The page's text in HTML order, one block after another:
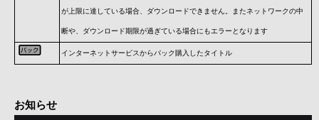
が上限に達している場合、ダウンロードできません。またネットワークの中
断や、ダウンロード期限が過ぎている場合にもエラーとなります
インターネットサービスからパック購入したタイトル
お知らせ